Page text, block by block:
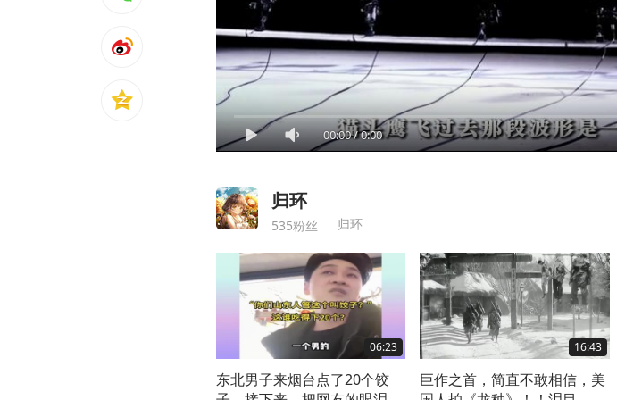
00:00/0:00
归环
535粉丝 归环
06:23
东北男子来烟台点了20个饺
16:43
巨作之首，简直不敢相信，美